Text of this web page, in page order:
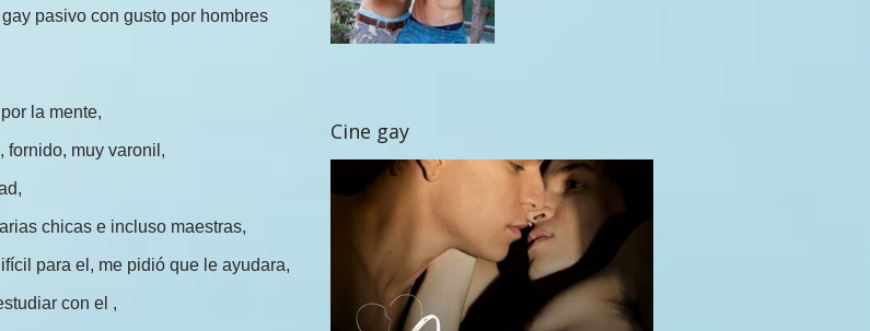
pasivo con gusto por hombres
la mente,
fornido, muy varonil,
chicas e incluso maestras,
para el, me pidió que le ayudara,
con el ,
Cine gay